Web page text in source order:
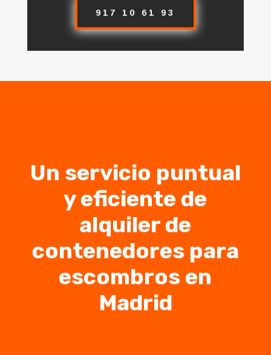
917 10 61 93
Un servicio puntual
y eficiente de
alquiler de
contenedores para
escombros en
Madrid